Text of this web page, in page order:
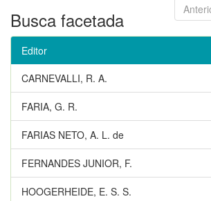
Busca facetada
Editor
CARNEVALLI, R. A.
FARIA, G. R.
FARIAS NETO, A. L. de
FERNANDES JUNIOR, F.
HOOGERHEIDE, E. S. S.